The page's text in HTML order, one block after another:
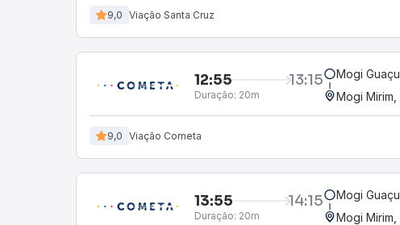
9,0 Viação Santa Cruz
12:55 13:15
Duração: 20m
Mogi
Mogi Mirim,
9,0 Viação Cometa
13:55 14:15
Duração: 20m
Mogi
Mogi Mirim,